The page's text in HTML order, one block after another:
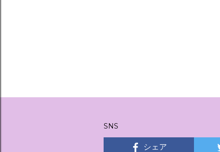
SNS
シェア